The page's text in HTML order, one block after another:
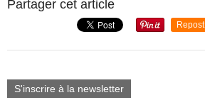
Partager cet article
Repost
S'inscrire à la newsletter